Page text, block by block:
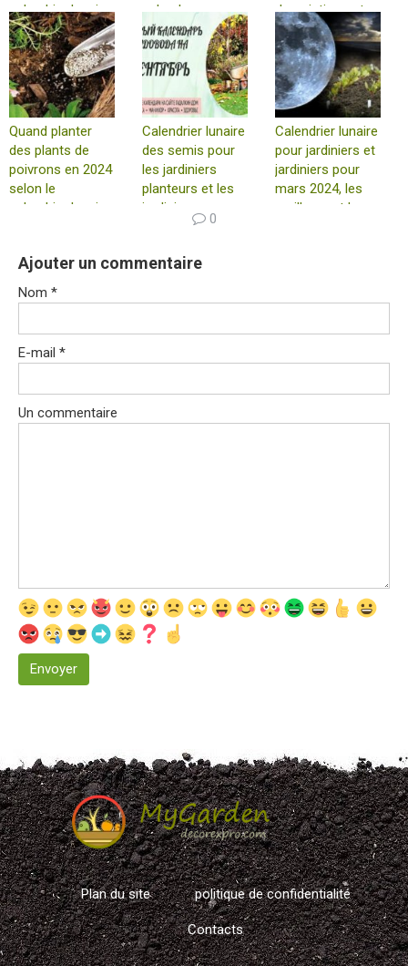
calendrier lunaire
en mai 2024
selon le
calendrier lunaire
en 2024
descriptions et
lesquelles choisir
Quand planter
des plants de
poivrons en 2024
selon le
calendrier lunaire
Calendrier lunaire
des semis pour
les jardiniers
planteurs et les
jardiniers pour
septembre 2024
Calendrier lunaire
pour jardiniers et
jardiniers pour
mars 2024, les
meilleurs et les
0
Ajouter un commentaire
Nom *
E-mail *
Un commentaire
Plan du site politique de confidentialité
Contacts